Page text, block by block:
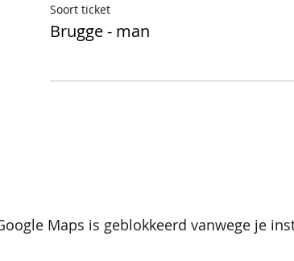
Soort ticket
Brugge - man
Maps is geblokkeerd vanwege je